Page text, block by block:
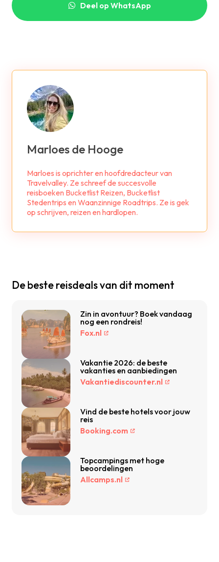
Deel op WhatsApp
Marloes de Hooge
Marloes is oprichter en hoofdredacteur van
Travelvalley. Ze schreef de succesvolle
reisboeken Bucketlist Reizen, Bucketlist
Stedentrips en Waanzinnige Roadtrips. Ze is gek
op schrijven, reizen en hardlopen.
De beste reisdeals van dit moment
Zin in avontuur? Boek vandaag
nog een rondreis!
Fox.nl
Vakantie 2026: de beste
vakanties en aanbiedingen
Vakantiediscounter.nl
Vind de beste hotels voor jouw
reis
Booking.com
Topcampings met hoge
beoordelingen
Allcamps.nl